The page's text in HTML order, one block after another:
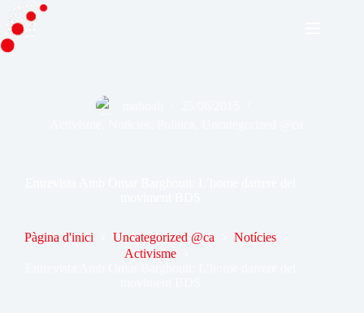
contingut
Pàgina d'inici Uncategorized @ca
Notícies
Activisme